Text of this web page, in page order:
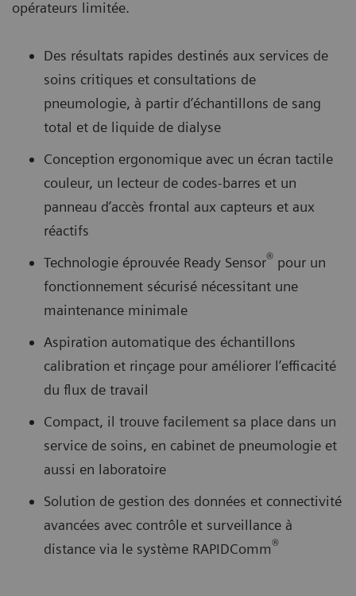
opérateurs limitée.
Des résultats rapides destinés aux services de
soins critiques et consultations de
pneumologie, à partir d’échantillons de sang
total et de liquide de dialyse
Conception ergonomique avec un écran tactile
couleur, un lecteur de codes-barres et un
panneau d’accès frontal aux capteurs et aux
réactifs
Technologie éprouvée Ready Sensor® pour un
fonctionnement sécurisé nécessitant une
maintenance minimale
Aspiration automatique des échantillons
calibration et rinçage pour améliorer l’efficacité
du flux de travail
Compact, il trouve facilement sa place dans un
service de soins, en cabinet de pneumologie et
aussi en laboratoire
Solution de gestion des données et connectivité
avancées avec contrôle et surveillance à
distance via le système RAPIDComm®